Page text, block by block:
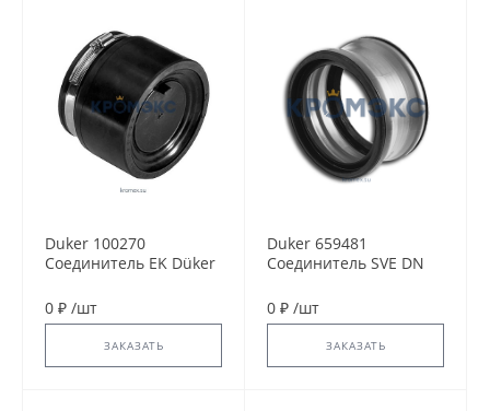
Duker 100270
Соединитель EK Düker
0 ₽ /шт
ЗАКАЗАТЬ
Duker 659481
Соединитель SVE DN
0 ₽ /шт
ЗАКАЗАТЬ